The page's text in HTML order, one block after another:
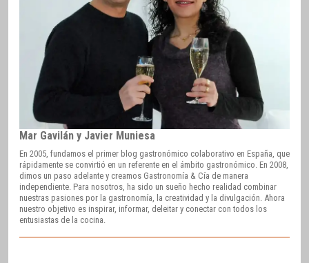
Mar Gavilán y Javier Muniesa
En 2005, fundamos el primer blog gastronómico colaborativo en España, que
rápidamente se convirtió en un referente en el ámbito gastronómico. En 2008,
dimos un paso adelante y creamos Gastronomía & Cía de manera
independiente. Para nosotros, ha sido un sueño hecho realidad combinar
nuestras pasiones por la gastronomía, la creatividad y la divulgación. Ahora
nuestro objetivo es inspirar, informar, deleitar y conectar con todos los
entusiastas de la cocina.